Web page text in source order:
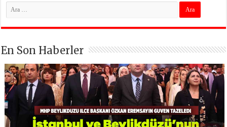
En Son Haberler